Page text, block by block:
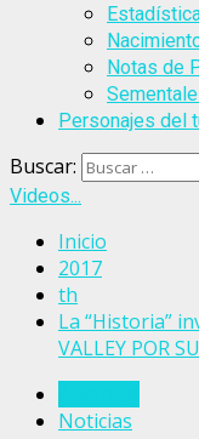
Notas de
Personajes del
Buscar:
Videos...
Inicio
2017
th
La “Historia”
VALLEY POR
Noticias